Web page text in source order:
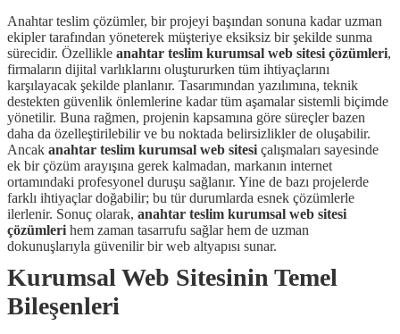
Anahtar teslim çözümler, bir projeyi başından sonuna kadar uzman
ekipler tarafından yöneterek müşteriye eksiksiz bir şekilde sunma
sürecidir. Özellikle anahtar teslim kurumsal web sitesi çözümleri,
firmaların dijital varlıklarını oluştururken tüm ihtiyaçlarını
karşılayacak şekilde planlanır. Tasarımından yazılımına, teknik
destekten güvenlik önlemlerine kadar tüm aşamalar sistemli biçimde
yönetilir. Buna rağmen, projenin kapsamına göre süreçler bazen
daha da özelleştirilebilir ve bu noktada belirsizlikler de oluşabilir.
Ancak anahtar teslim kurumsal web sitesi çalışmaları sayesinde
ek bir çözüm arayışına gerek kalmadan, markanın internet
ortamındaki profesyonel duruşu sağlanır. Yine de bazı projelerde
farklı ihtiyaçlar doğabilir; bu tür durumlarda esnek çözümlerle
ilerlenir. Sonuç olarak, anahtar teslim kurumsal web sitesi
çözümleri hem zaman tasarrufu sağlar hem de uzman
dokunuşlarıyla güvenilir bir web altyapısı sunar.
Kurumsal Web Sitesinin Temel
Bileşenleri